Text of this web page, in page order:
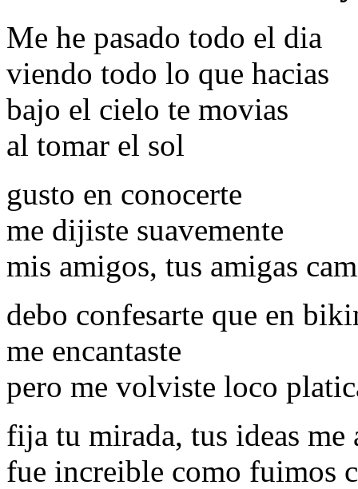
Me he pasado todo el dia
viendo todo lo que hacias
bajo el cielo te movias
al tomar el sol
gusto en conocerte
me dijiste suavemente
mis amigos, tus amigas
debo confesarte que en
me encantaste
pero me volviste loco
fija tu mirada, tus ideas me
fue increible como fuimos